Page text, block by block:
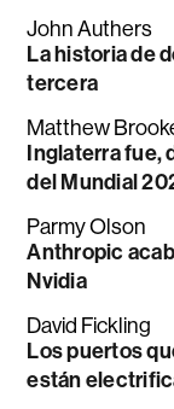
John Authers
La historia de
tercera
Matthew
Inglaterra fue,
del Mundial
Parmy Olson
Anthropic
Nvidia
David Fickling
Los puertos
están